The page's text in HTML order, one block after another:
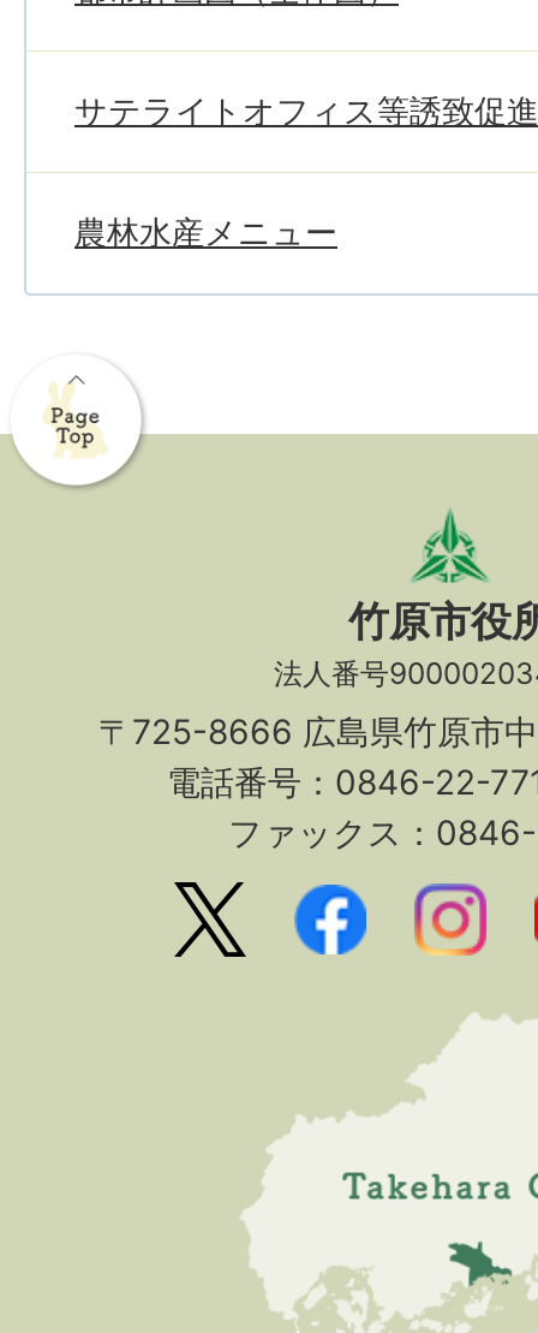
サテライトオフィス等誘致促
農林水産メニュー
竹原市役
法人番号
〒725-8666 広島県竹原市
電話番号：0846-22-
ファックス：